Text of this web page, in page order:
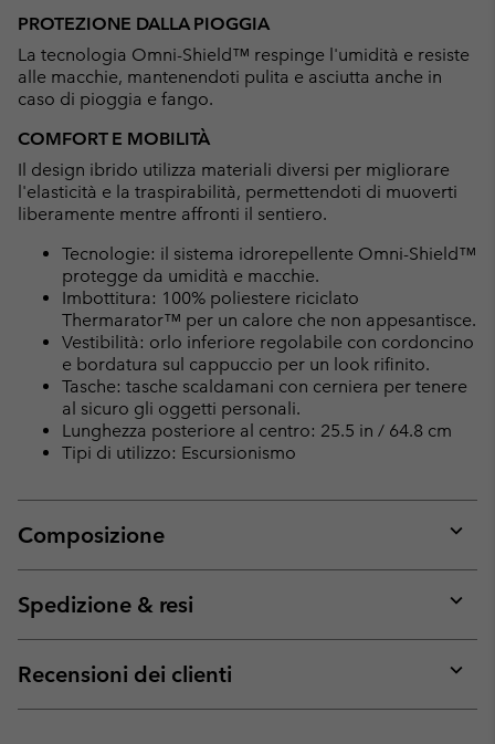
PROTEZIONE DALLA PIOGGIA
La tecnologia Omni-Shield™ respinge l'umidità e resiste
alle macchie, mantenendoti pulita e asciutta anche in
caso di pioggia e fango.
COMFORT E MOBILITÀ
Il design ibrido utilizza materiali diversi per migliorare
l'elasticità e la traspirabilità, permettendoti di muoverti
liberamente mentre affronti il sentiero.
Tecnologie: il sistema idrorepellente Omni-Shield™
protegge da umidità e macchie.
Imbottitura: 100% poliestere riciclato
Thermarator™ per un calore che non appesantisce.
Vestibilità: orlo inferiore regolabile con cordoncino
e bordatura sul cappuccio per un look rifinito.
Tasche: tasche scaldamani con cerniera per tenere
al sicuro gli oggetti personali.
Lunghezza posteriore al centro: 25.5 in / 64.8 cm
Tipi di utilizzo: Escursionismo
Composizione
or
Spedizione & resi
or
Recensioni dei clienti
or